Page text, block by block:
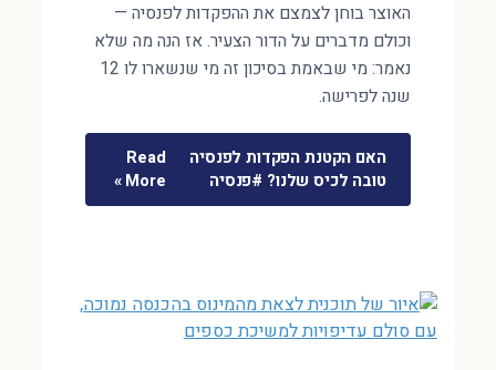
האוצר בוחן לצמצם את ההפקדות לפנסיה —
וכולם מדברים על הדור הצעיר. אז הנה מה שלא
נאמר: מי שבאמת בסיכון זה מי שנשארו לו 12
שנה לפרישה.
האם הקטנת הפקדות לפנסיה
טובה לכיס שלנו? #פנסיה
Read
More »